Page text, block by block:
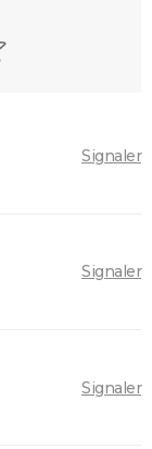
Signaler
Signaler
Signaler